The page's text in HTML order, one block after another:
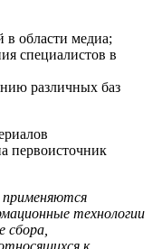
в области медиа;
специалистов в
различных баз
первоисточник
применяются
технологии
сбора,
к